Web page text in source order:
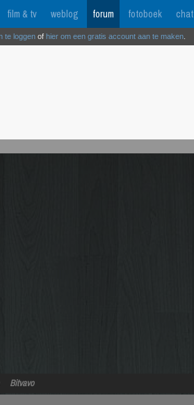
film & tv weblog forum fotoboek chat
te loggen of hier om een gratis account aan te maken
Bitvavo